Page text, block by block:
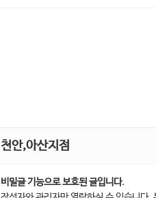
천안,아산지점
비밀글 기능으로 보호된 글입니다.